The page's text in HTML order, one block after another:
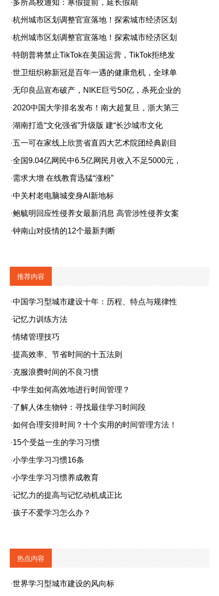
·多所高校通知：寒假提前，延长假期
·杭州城市区划调整官宣落地！探索城市经济区划
·杭州城市区划调整官宣落地！探索城市经济区划
·特朗普将禁止TikTok在美国运营，TikTok拒绝发
·世卫组织称新冠是百年一遇的健康危机，全球单
·无印良品宣布破产，NIKE巨亏50亿，杀死企业的
·2020中国大学排名发布！南大超复旦，浙大第三
·湖南打造“文化强省”升级版 建“长沙城市文化
·五一可在家线上欣赏省直四大艺术院团经典剧目
·全国9.04亿网民中6.5亿网民月收入不足5000元，
·需求大增 在线教育迅猛“涨粉”
·中关村老电脑城变身AI新地标
·鲍毓明回应性侵养女最新消息 高管涉性侵养女案
·钟南山对疫情的12个最新判断
推荐内容
·中国学习型城市建设十年：历程、特点与规律性
·记忆力训练方法
·情绪管理技巧
·提高效率、节省时间的十五法则
·克服浪费时间的不良习惯
·中学生如何高效地进行时间管理？
·了解人体生物钟：寻找最佳学习时间段
·如何合理安排时间？十个实用的时间管理方法！
·15个受益一生的学习习惯
·小学生学习习惯16条
·小学生学习习惯养成教育
·记忆力的提高与记忆动机成正比
·孩子不爱学习怎么办？
热点内容
·世界学习型城市建设的风向标